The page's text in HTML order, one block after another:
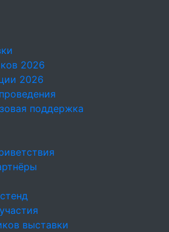
2026
2026
поддержка
выставки